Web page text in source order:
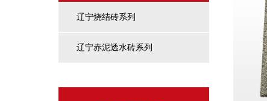
辽宁烧结砖系列
辽宁赤泥透水砖系列